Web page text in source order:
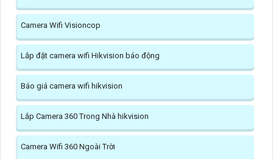
Camera Wifi Visioncop
Lắp đặt camera wifi Hikvision báo động
Báo giá camera wifi hikvision
Lắp Camera 360 Trong Nhà hikvision
Camera Wifi 360 Ngoài Trời